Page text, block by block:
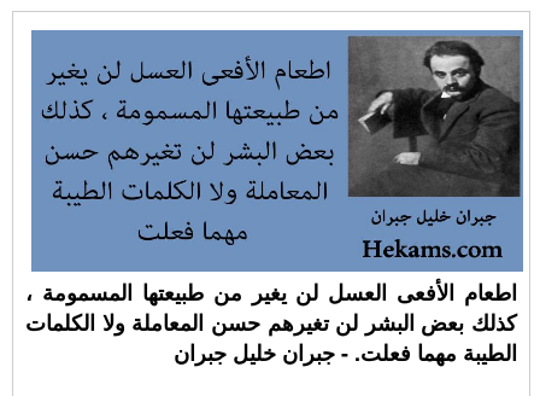
اطعام الأفعى العسل لن يغير من طبيعتها المسمومة ،
كذلك بعض البشر لن تغيرهم حسن المعاملة ولا الكلمات
الطيبة مهما فعلت. - جبران خليل جبران